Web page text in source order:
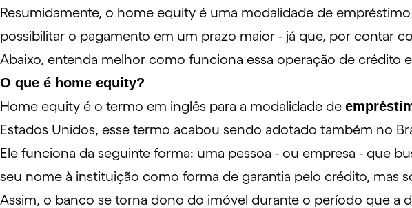
Resumidamente, o home equity é uma modalidade de
possibilitar o pagamento em um prazo maior - já que, por contar
Abaixo, entenda melhor como funciona essa operação de crédito
O que é home equity?
Home equity é o termo em inglês para a modalidade de
Estados Unidos, esse termo acabou sendo adotado também no
Ele funciona da seguinte forma: uma pessoa - ou empresa - que
seu nome à instituição como forma de garantia pelo crédito, mas
Assim, o banco se torna dono do imóvel durante o período que a